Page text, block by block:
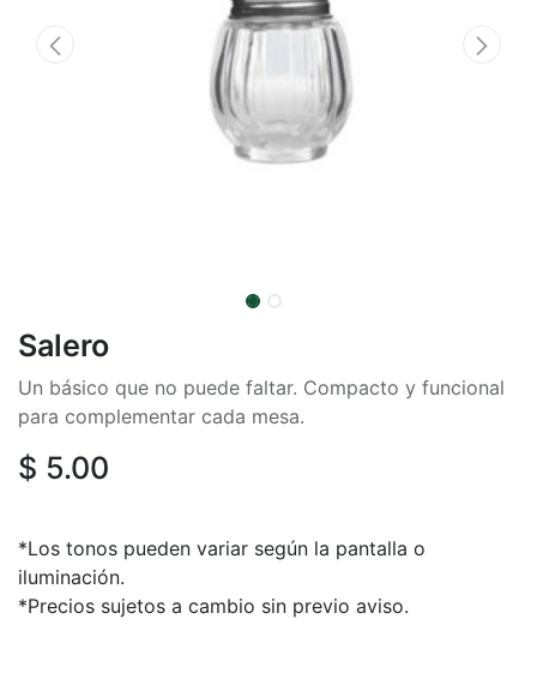
Salero
Un básico que no puede faltar. Compacto y funcional
para complementar cada mesa.
$ 5.00
*Los tonos pueden variar según la pantalla o
iluminación.
*Precios sujetos a cambio sin previo aviso.